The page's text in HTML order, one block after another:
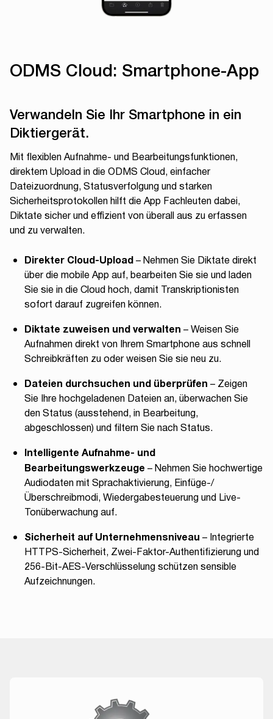
amerikanische, britische und australisch-
über Regionen und Dialekte hinweg. Ihre
Dokumentation bleibt präzise, egal wo Sie
ODMS Cloud: Smartphone-App
Verwandeln Sie Ihr Smartphone in ein
Diktiergerät.
Mit flexiblen Aufnahme- und Bearbeitungsfunktionen,
direktem Upload in die ODMS Cloud, einfacher
Dateizuordnung, Statusverfolgung und starken
Sicherheitsprotokollen hilft die App Fachleuten dabei,
Diktate sicher und effizient von überall aus zu erfassen
und zu verwalten.
Direkter Cloud-Upload– Nehmen Sie Diktate direkt
über die mobile App auf, bearbeiten Sie sie und laden
Sie sie in die Cloud hoch, damit Transkriptionisten
sofort darauf zugreifen können.
Diktate zuweisen und verwalten – Weisen Sie
Aufnahmen direkt von Ihrem Smartphone aus schnell
Schreibkräften zu oder weisen Sie sie neu zu.
Dateien durchsuchen und überprüfen – Zeigen
Sie Ihre hochgeladenen Dateien an, überwachen Sie
den Status (ausstehend, in Bearbeitung,
abgeschlossen) und filtern Sie nach Status.
Intelligente Aufnahme- und
Bearbeitungswerkzeuge – Nehmen Sie hochwertige
Audiodaten mit Sprachaktivierung, Einfüge-/
Überschreibmodi, Wiedergabesteuerung und Live-
Tonüberwachung auf.
Sicherheit auf Unternehmensniveau – Integrierte
HTTPS-Sicherheit, Zwei-Faktor-Authentifizierung und
256-Bit-AES-Verschlüsselung schützen sensible
Aufzeichnungen.